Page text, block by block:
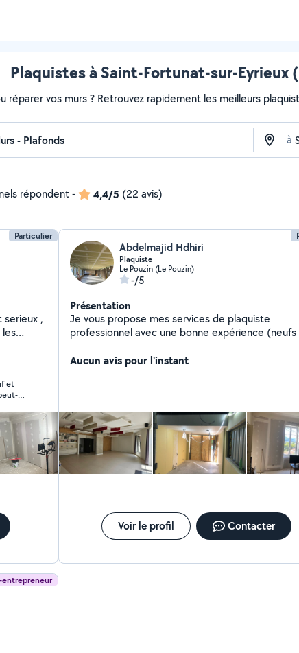
Plaquistes à Saint-Fortunat-sur-Eyrieux
réparer vos murs ? Retrouvez rapidement les meilleurs
à
répondent- 4,4/5 (22 avis)
Particulier
,
de
en
et
Abdelmajid Hdhiri
Plaquiste
Le Pouzin (Le Pouzin)
-/5
Présentation
Je vous propose mes services de plaquiste
professionnel avec une bonne expérience
informations Merci
Aucun avis pour l'instant
Voir le profil Contacter